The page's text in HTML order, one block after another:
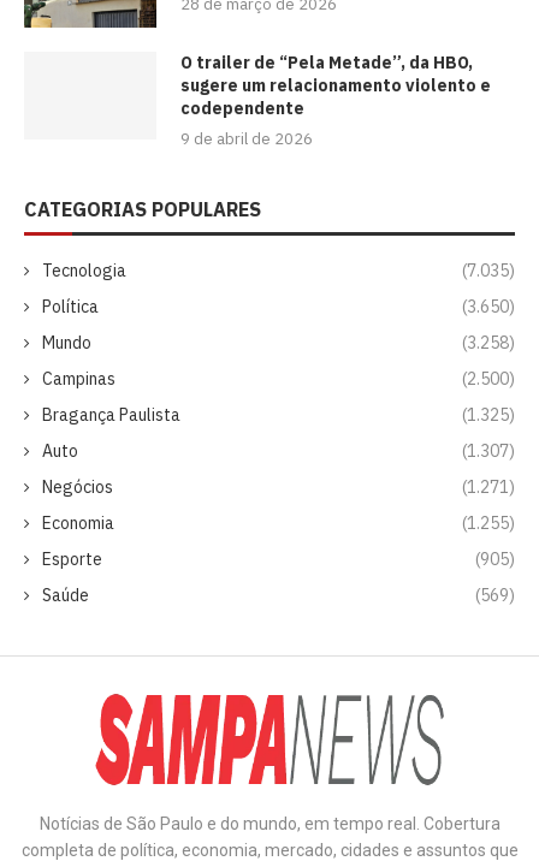
O trailer de “Pela Metade”, da HBO,
sugere um relacionamento violento e
codependente
9 de abril de 2026
CATEGORIAS POPULARES
Tecnologia
(7.035)
Política
(3.650)
Mundo
(3.258)
Campinas
(2.500)
Bragança Paulista
(1.325)
Auto
(1.307)
Negócios
(1.271)
Economia
(1.255)
Esporte
(905)
Saúde
(569)
Notícias de São Paulo e do mundo, em tempo real. Cobertura
completa de política, economia, mercado, cidades e assuntos que